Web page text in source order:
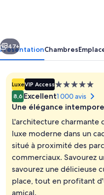
Suivant
47+
PrésentationChambres
LuxeVIP AccessHébergement
5.0 étoiles
8,6 Excellent1 000 avis
Une élégance
L'architecture charmante
luxe moderne dans un
situé à proximité des
commerciaux. Savourez
savourez une délicieuse
place, tout en profitant
amical.